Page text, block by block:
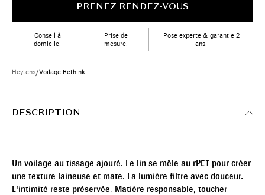
PRENEZ RENDEZ-VOUS
Conseil à
domicile.
Prise de
mesure.
Pose experte & garantie 2
ans.
Heytens/Voilage Rethink
DESCRIPTION
Un voilage au tissage ajouré. Le lin se mêle au rPET pour créer
une texture laineuse et mate. La lumière filtre avec douceur.
L'intimité reste préservée. Matière responsable, toucher